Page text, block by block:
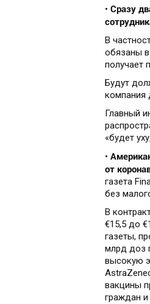
• Сразу
В
обязаны
получает
Будут
компания
Главный
«будет
•
от
газета
без
В
€15,5 до
газеты,
млрд доз
высокую
вакцины
граждан